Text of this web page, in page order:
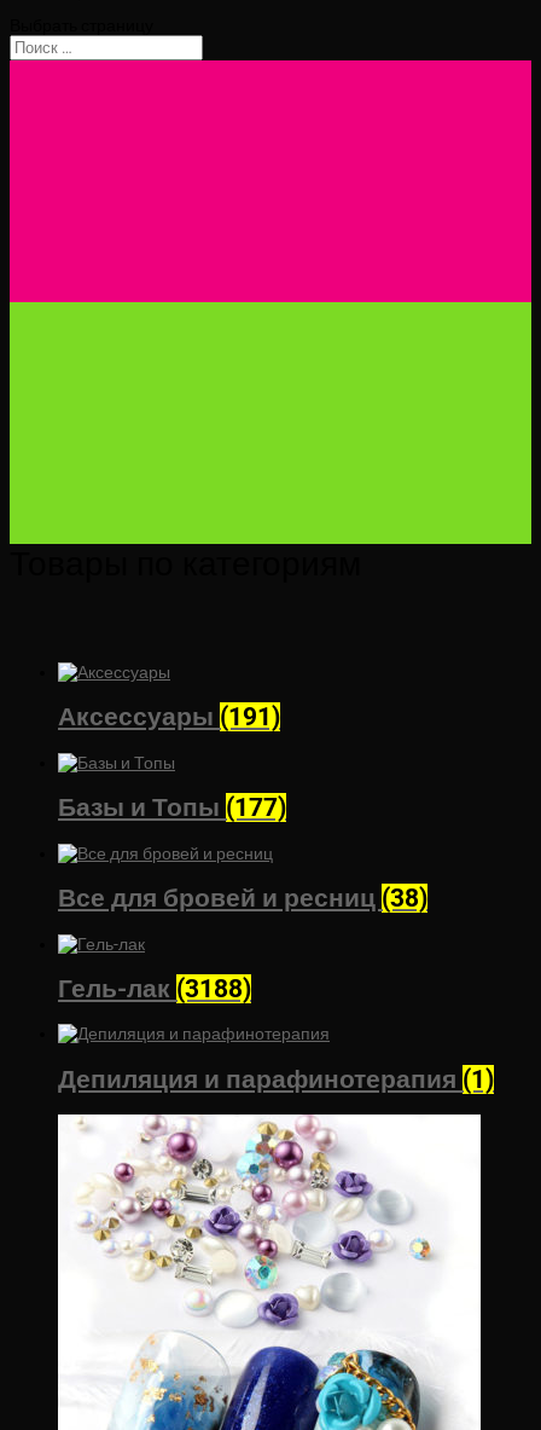
Аксессуары (191)
Базы и Топы (177)
Все для бровей и ресниц (38)
Гель-лак (3188)
Депиляция и парафинотерапия (1)